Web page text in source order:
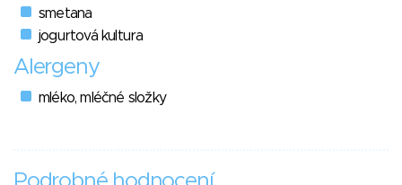
smetana
jogurtová kultura
Alergeny
mléko, mléčné složky